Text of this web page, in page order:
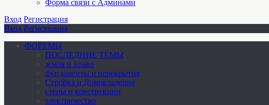
Форма связи с Админами
Вход Регистрация
Вход Регистрация
ФОРУМЫ
ПОСЛЕДНИЕ ТЕМЫ
земля и право
фундаменты и перекрытия
Стройка и Домовладение
стены и конструкции
электричество